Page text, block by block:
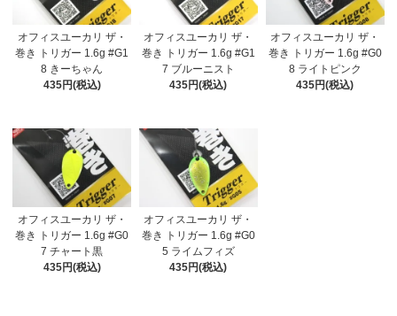
オフィスユーカリ ザ・
巻き トリガー 1.6g #G1
8 きーちゃん
435円(税込)
オフィスユーカリ ザ・
巻き トリガー 1.6g #G1
7 ブルーニスト
435円(税込)
オフィスユーカリ ザ・
巻き トリガー 1.6g #G0
8 ライトピンク
435円(税込)
オフィスユーカリ ザ・
巻き トリガー 1.6g #G0
7 チャート黒
435円(税込)
オフィスユーカリ ザ・
巻き トリガー 1.6g #G0
5 ライムフィズ
435円(税込)